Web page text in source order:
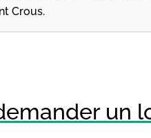
Crous.
un